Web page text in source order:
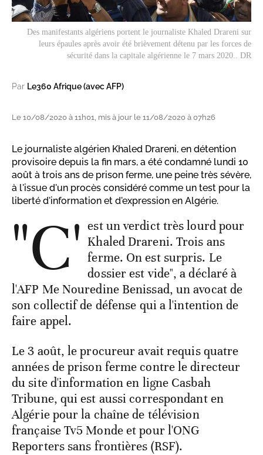
Des manifestants algériens portent le journaliste Khaled Drareni sur
leurs épaules après avoir été brièvement détenu par les forces de
sécurité dans la capitale algérienne le 7 mars 2020.. DR
Par Le360 Afrique (avec AFP)
Le 10/08/2020 à 11h01, mis à jour le 11/08/2020 à 07h26
Le journaliste algérien Khaled Drareni, en détention
provisoire depuis la fin mars, a été condamné lundi 10
août à trois ans de prison ferme, une peine très sévère,
à l'issue d'un procès considéré comme un test pour la
liberté d'information et d'expression en Algérie.
"C' est un verdict très lourd pour
Khaled Drareni. Trois ans
ferme. On est surpris. Le
dossier est vide", a déclaré à
l'AFP Me Nouredine Benissad, un avocat de
son collectif de défense qui a l'intention de
faire appel.
Le 3 août, le procureur avait requis quatre
années de prison ferme contre le directeur
du site d'information en ligne Casbah
Tribune, qui est aussi correspondant en
Algérie pour la chaîne de télévision
française Tv5 Monde et pour l'ONG
Reporters sans frontières (RSF).